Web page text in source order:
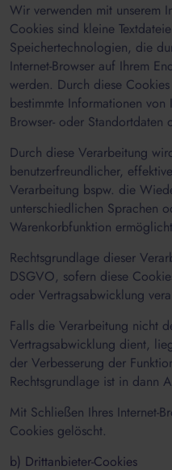
Wir verwenden mit unserem
Cookies sind kleine
Speichertechnologien, die
Internet-Browser auf Ihrem
werden. Durch diese
bestimmte Informationen
Browser- oder Standortdaten
Durch diese Verarbeitung
benutzerfreundlicher,
Verarbeitung bspw. die
unterschiedlichen Sprachen
Warenkorbfunktion
Rechtsgrundlage dieser
DSGVO, sofern diese
oder Vertragsabwicklung
Falls die Verarbeitung nicht
Vertragsabwicklung dient,
der Verbesserung der
Rechtsgrundlage ist in dann
Mit Schließen Ihres Internet-
Cookies gelöscht.
b) Drittanbieter-Cookies